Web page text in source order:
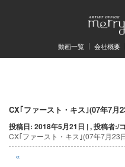
動画一覧 会社概要
CX｢ファースト・キス｣(07年7月
投稿日: 2018年5月21日 | , 投稿者:/
CX｢ファースト・キス｣(07年7月23
投
稿
ナ
«